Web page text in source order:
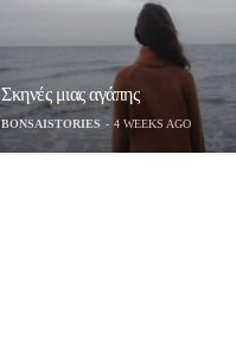
Σκηνές μιας αγάπης
BONSAISTORIES 4 WEEKS AGO